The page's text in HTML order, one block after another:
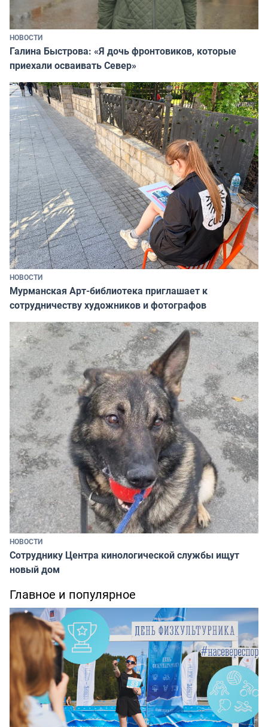
НОВОСТИ
Галина Быстрова: «Я дочь фронтовиков, которые
приехали осваивать Север»
НОВОСТИ
Мурманская Арт-библиотека приглашает к
сотрудничеству художников и фотографов
НОВОСТИ
Сотруднику Центра кинологической службы ищут
новый дом
Главное и популярное